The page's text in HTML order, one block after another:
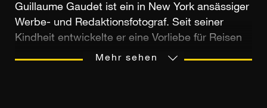
Guillaume Gaudet ist ein in New York ansässiger
Werbe- und Redaktionsfotograf. Seit seiner
Kindheit entwickelte er eine Vorliebe für Reisen
und die Entdeckung neuer Kulturen. Er lebte in
Mehr sehen